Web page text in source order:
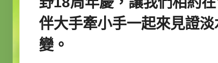
伴大手牽小手一起來見證
變。